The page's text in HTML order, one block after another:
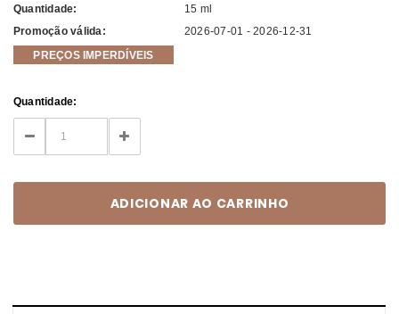
Quantidade:
15 ml
Promoção válida:
2026-07-01 - 2026-12-31
PREÇOS IMPERDÍVEIS
Current
Stock:
Quantidade:
DECREASE
QUANTITY:
INCREASE
QUANTITY: